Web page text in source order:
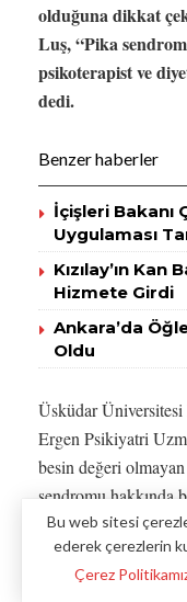
olduğuna dikkat
Luş, “Pika
psikoterapist ve
dedi.
Benzer haberler
İçişleri Bakanı
Uygulaması
Kızılay’ın Kan
Hizmete Girdi
Ankara’da
Oldu
Üsküdar
Ergen Psikiyatri
besin değeri olmayan
sendromu hakkında
En yaygın belirtisi
Bir aydan uzun
Bu web sitesi
ederek çerezlerin
Çerez